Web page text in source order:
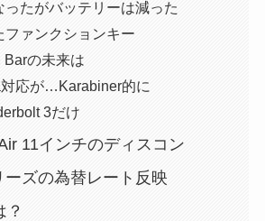
ったがバッテリーは減った
ファンクションキー
Barの未来は
応が…Karabiner的に
3だけ
11インチのディスコン
ーズの為替レート反映
？